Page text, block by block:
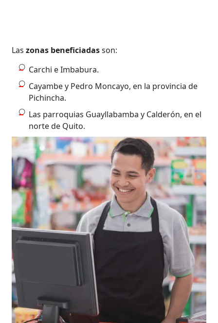
Laszonas beneficiadasson:
Carchi e Imbabura.
Cayambe y Pedro Moncayo, en la provincia de
Pichincha.
Las parroquias Guayllabamba y Calderón, en el
norte de Quito.